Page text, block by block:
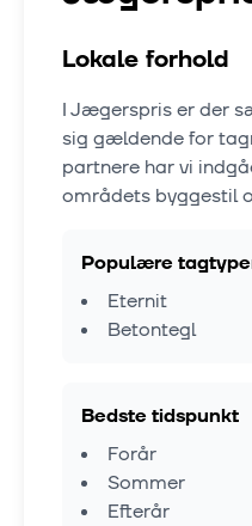
Lokale forhold
IJægerspriser der
sig gældende for
partnere har vi
områdets byggestil
Populære
Eternit
Betontegl
Bedste tidspunkt
Forår
Sommer
Efterår